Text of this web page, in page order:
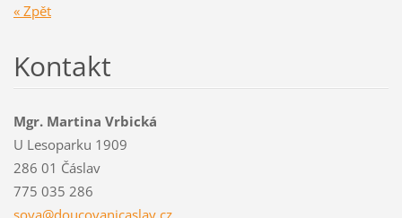
« Zpět
Kontakt
Mgr. Martina Vrbická
U Lesoparku 1909
286 01 Čáslav
775 035 286
sova@doucovanicaslav.cz